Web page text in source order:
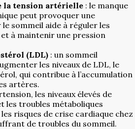
la tension artérielle : le manque
peut provoquer une
sommeil aide à réguler les
à maintenir une pression
(LDL) : un sommeil
les niveaux de LDL, le
qui contribue à l’accumulation
artères.
les niveaux élevés de
les troubles métaboliques
risques de crise cardiaque chez
de troubles du sommeil.